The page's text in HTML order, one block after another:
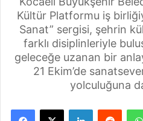
Kültür Platformu iş
Sanat” sergisi, şehrin
farklı disiplinleriyle
geleceğe uzanan bir
21 Ekim’de
yolculuğuna
Facebook
X LinkedIn